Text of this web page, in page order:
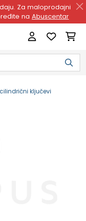
Za maloprodajni
na Abuscentar
ključevi